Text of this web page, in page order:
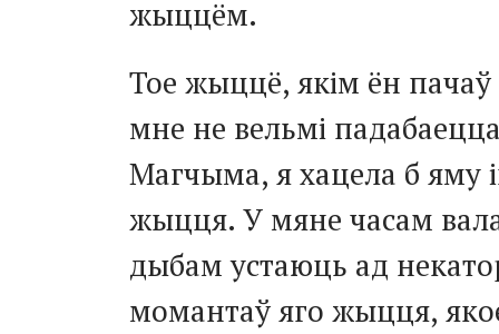
жыццём.
Тое жыццё, якім ён
мне не вельмі
Магчыма, я хацела б яму
жыцця. У мяне часам
дыбам устаюць ад
момантаў яго жыцця,